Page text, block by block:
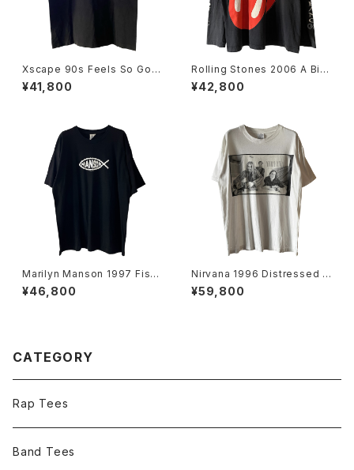
Xscape 90s Feels So Goo
d Rap Tee
¥41,800
Rolling Stones 2006 A Big
ger Bang Tour L/S Band Te
e
¥42,800
Marilyn Manson 1997 Fish
Logo Band Tee
¥46,800
Nirvana 1996 Distressed M
ember Portrait Band Tee
¥59,800
CATEGORY
Rap Tees
Band Tees